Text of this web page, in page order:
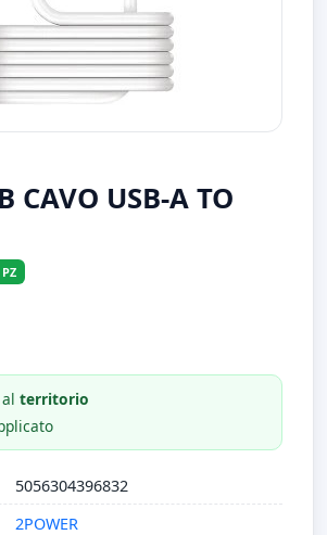
CAVO USB-A TO
alterritorio
5056304396832
2POWER